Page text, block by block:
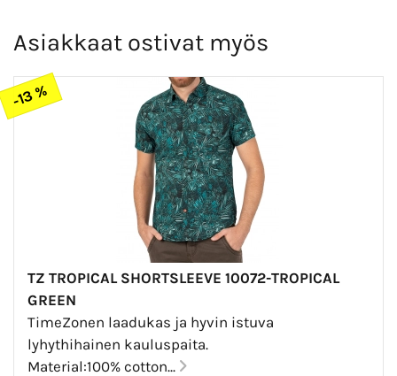
Asiakkaat ostivat myös
-13 %
TZ TROPICAL SHORTSLEEVE 10072-TROPICAL
GREEN
TimeZonen laadukas ja hyvin istuva
lyhythihainen kauluspaita.
Material:100% cotton...